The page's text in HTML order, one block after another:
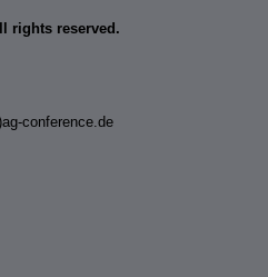
rights reserved.
conference.de